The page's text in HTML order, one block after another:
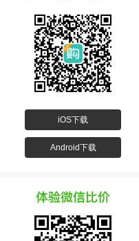
iOS下载
Android下载